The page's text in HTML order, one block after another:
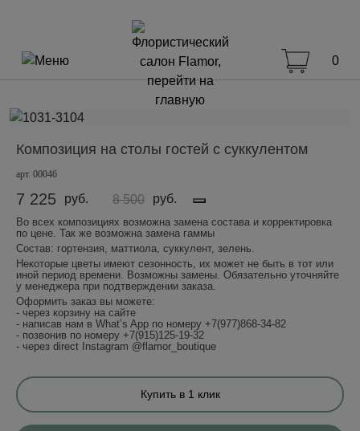
0
Композиция на столы гостей с суккулентом
арт. 00046
Во всех композициях возможна замена состава и корректировка
по цене. Так же возможна замена гаммы
Состав: гортензия, маттиола, суккулент, зелень.
Некоторые цветы имеют сезонность, их может не быть в тот или
иной период времени. Возможны замены. Обязательно уточняйте
у менеджера при подтверждении заказа.
Оформить заказ вы можете:
- через корзину на сайте
- написав нам в What’s App по номеру +7(977)868-34-82
- позвонив по номеру +7(915)125-19-32
- через direct Instagram @flamor_boutique
7 225 руб. 8 500 руб.
Купить в 1 клик